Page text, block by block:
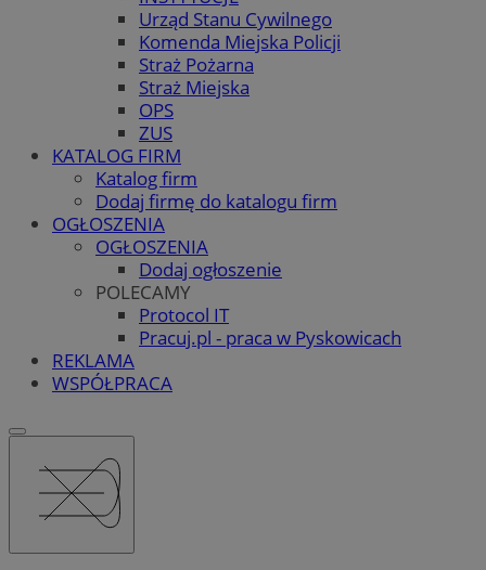
Urząd Stanu Cywilnego
Komenda Miejska Policji
Straż Pożarna
Straż Miejska
OPS
ZUS
KATALOG FIRM
Katalog firm
Dodaj firmę do katalogu firm
OGŁOSZENIA
OGŁOSZENIA
Dodaj ogłoszenie
POLECAMY
Protocol IT
Pracuj.pl - praca w Pyskowicach
REKLAMA
WSPÓŁPRACA